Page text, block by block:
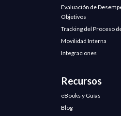
Evaluación de
Objetivos
Tracking del Proceso
Movilidad Interna
Integraciones
Recursos
eBooks y Guías
Blog